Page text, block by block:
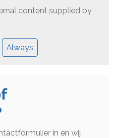
content supplied by
Always
in en wij